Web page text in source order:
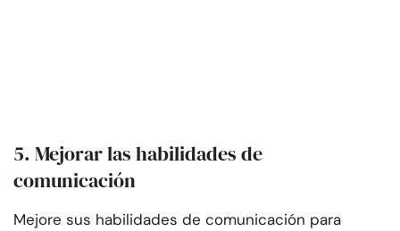
5. Mejorar las habilidades de
comunicación
Mejore sus habilidades de comunicación para